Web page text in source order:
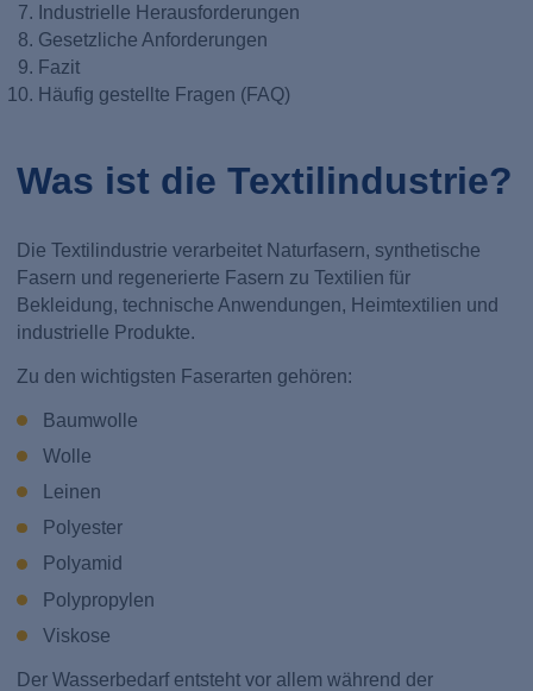
Industrielle Herausforderungen
Gesetzliche Anforderungen
Fazit
Häufig gestellte Fragen (FAQ)
Was ist die Textilindustrie?
Die Textilindustrie verarbeitet Naturfasern, synthetische
Fasern und regenerierte Fasern zu Textilien für
Bekleidung, technische Anwendungen, Heimtextilien und
industrielle Produkte.
Zu den wichtigsten Faserarten gehören:
Baumwolle
Wolle
Leinen
Polyester
Polyamid
Polypropylen
Viskose
Der Wasserbedarf entsteht vor allem während der